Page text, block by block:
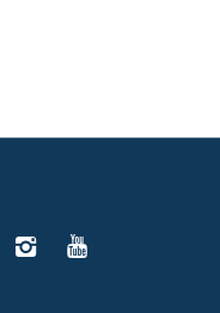
Twitter Instagram